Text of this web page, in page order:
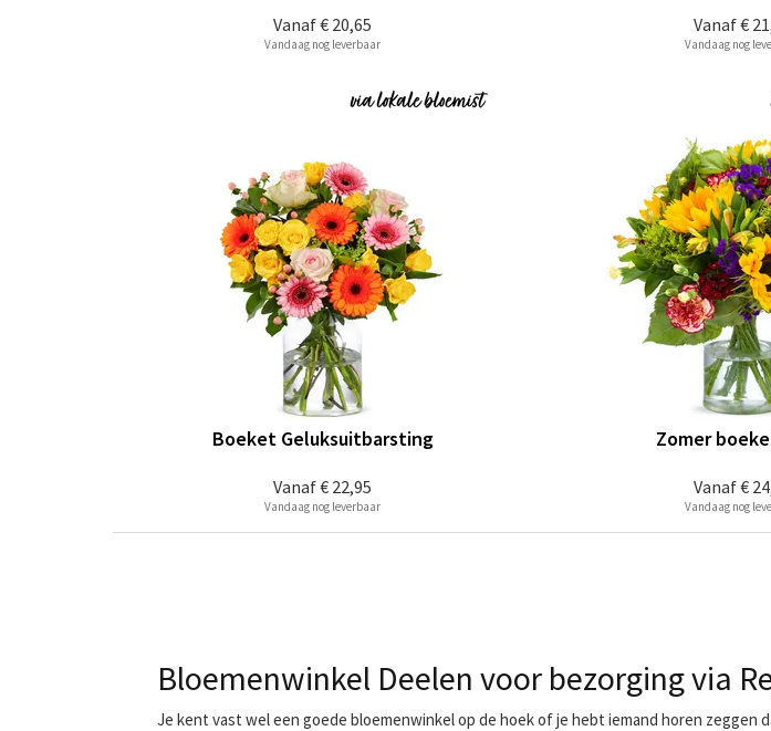
Vanaf€ 20,65
Vandaag nog leverbaar
Vanaf€
Vandaag nog
Vanaf€ 22,95
Boeket Geluksuitbarsting
Vandaag nog leverbaar
Vanaf€
Zomer
Vandaag nog
Bloemenwinkel Deelen voor bezorging via
Je kent vast wel een goede bloemenwinkel op de hoek of je hebt iemand horen